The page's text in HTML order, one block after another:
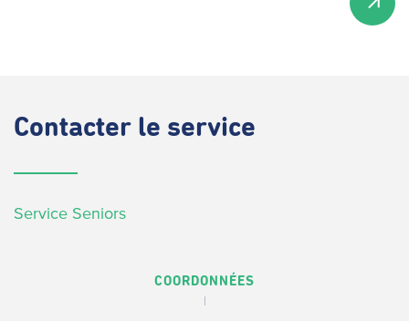
Contacter le service
Service Seniors
COORDONNÉES